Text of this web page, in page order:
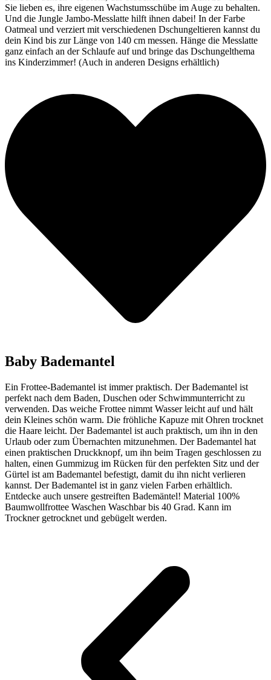
Sie lieben es, ihre eigenen Wachstumsschübe im Auge zu behalten.
Und die Jungle Jambo-Messlatte hilft ihnen dabei! In der Farbe
Oatmeal und verziert mit verschiedenen Dschungeltieren kannst du
dein Kind bis zur Länge von 140 cm messen. Hänge die Messlatte
ganz einfach an der Schlaufe auf und bringe das Dschungelthema
ins Kinderzimmer! (Auch in anderen Designs erhältlich)
Baby Bademantel
Ein Frottee-Bademantel ist immer praktisch. Der Bademantel ist
perfekt nach dem Baden, Duschen oder Schwimmunterricht zu
verwenden. Das weiche Frottee nimmt Wasser leicht auf und hält
dein Kleines schön warm. Die fröhliche Kapuze mit Ohren trocknet
die Haare leicht. Der Bademantel ist auch praktisch, um ihn in den
Urlaub oder zum Übernachten mitzunehmen. Der Bademantel hat
einen praktischen Druckknopf, um ihn beim Tragen geschlossen zu
halten, einen Gummizug im Rücken für den perfekten Sitz und der
Gürtel ist am Bademantel befestigt, damit du ihn nicht verlieren
kannst. Der Bademantel ist in ganz vielen Farben erhältlich.
Entdecke auch unsere gestreiften Bademäntel! Material 100%
Baumwollfrottee Waschen Waschbar bis 40 Grad. Kann im
Trockner getrocknet und gebügelt werden.